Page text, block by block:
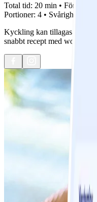
Total tid: 20 min •
Portioner: 4 • Svårighetsgrad:
Kyckling kan tillagas på så
snabbt recept med